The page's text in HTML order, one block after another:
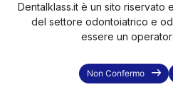
KLS-EDT5470060HP
Dentalklass.it è un sito riservato
del settore odontoiatrico e
essere un
Non Confermo